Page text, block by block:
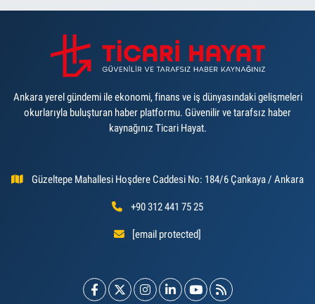
Ankara yerel gündemi ile ekonomi, finans ve iş dünyasındaki gelişmeleri
okurlarıyla buluşturan haber platformu. Güvenilir ve tarafsız haber
kaynağınız Ticari Hayat.
Güzeltepe Mahallesi Hoşdere Caddesi No: 184/6 Çankaya / Ankara
+90 312 441 75 25
[email protected]